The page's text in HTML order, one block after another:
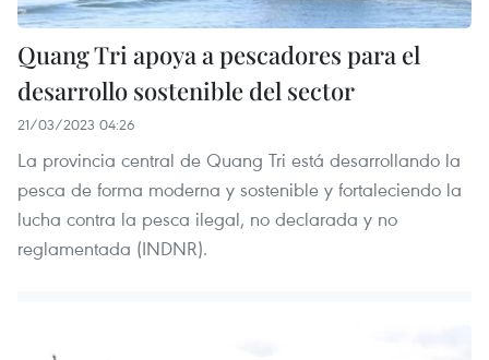
Quang Tri apoya a pescadores para el
desarrollo sostenible del sector
21/03/2023 04:26
La provincia central de Quang Tri está desarrollando la
pesca de forma moderna y sostenible y fortaleciendo la
lucha contra la pesca ilegal, no declarada y no
reglamentada (INDNR).